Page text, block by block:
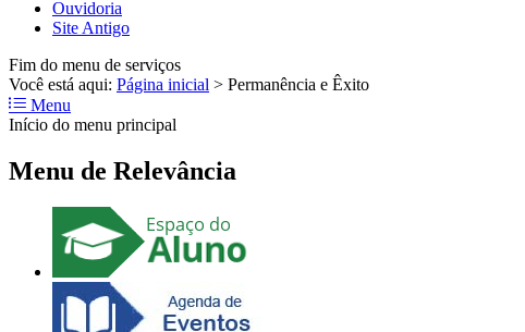
Ouvidoria
Site Antigo
Fim do menu de serviços
Você está aqui: Página inicial > Permanência e Êxito
Menu
Início do menu principal
Menu de Relevância